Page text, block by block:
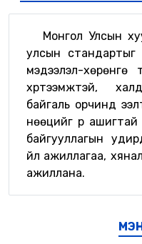
Монгол Улсын
улсын стандартыг
мэдээлэл-хөрөнгө
хүртээмжтэй,
байгаль орчинд
нөөцийг үр
байгууллагын
үйл ажиллагаа,
ажиллана.